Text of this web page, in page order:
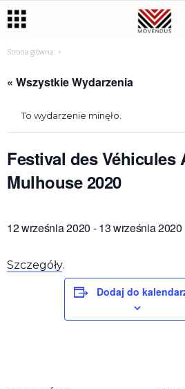
Strona główna
« Wszystkie Wydarzenia
To wydarzenie minęło.
Festival des Véhicules
Mulhouse 2020
12 września 2020 -13 września 2020
Szczegóły.
Dodaj do